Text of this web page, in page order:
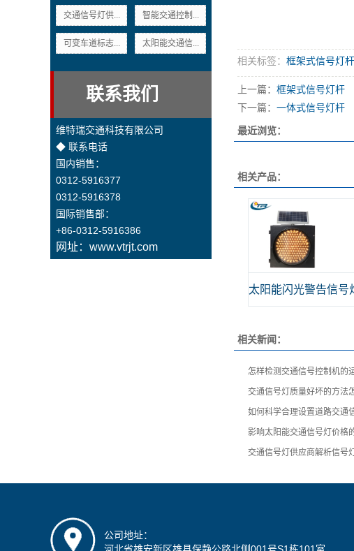
交通信号灯供... 智能交通控制...
可变车道标志... 太阳能交通信...
联系我们
维特瑞交通科技有限公司
◆ 联系电话
国内销售：
0312-5916377
0312-5916378
国际销售部：
+86-0312-5916386
网址：www.vtrjt.com
相关标签： 框架式信号灯杆
上一篇： 框架式信号灯杆
下一篇： 一体式信号灯杆
最近浏览：
相关产品：
太阳能闪光警告信号
相关新闻：
怎样检测交通信号控制机的
交通信号灯质量好坏的方法
如何科学合理设置道路交通
影响太阳能交通信号灯价格
交通信号灯供应商解析信号
公司地址：